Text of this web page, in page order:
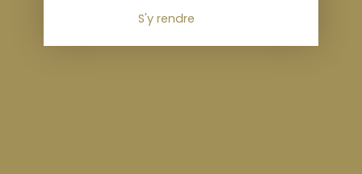
S'y rendre